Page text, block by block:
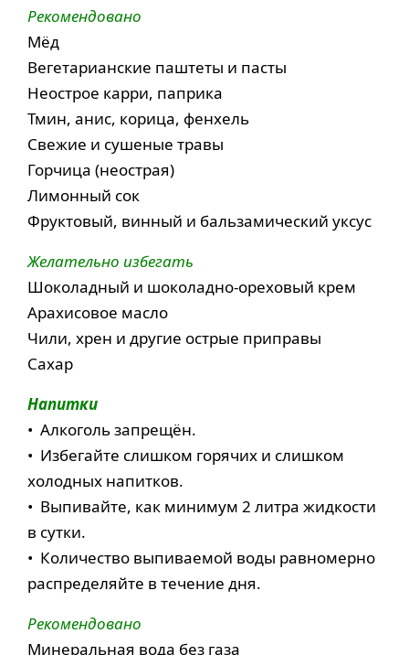
Рекомендовано
Мёд
Вегетарианские паштеты и пасты
Неострое карри, паприка
Тмин, анис, корица, фенхель
Свежие и сушеные травы
Горчица (неострая)
Лимонный сок
Фруктовый, винный и бальзамический уксус
Желательно избегать
Шоколадный и шоколадно-ореховый крем
Арахисовое масло
Чили, хрен и другие острые приправы
Сахар
Напитки
• Алкоголь запрещён.
• Избегайте слишком горячих и слишком
холодных напитков.
• Выпивайте, как минимум 2 литра жидкости
в сутки.
• Количество выпиваемой воды равномерно
распределяйте в течение дня.
Рекомендовано
Минеральная вода без газа